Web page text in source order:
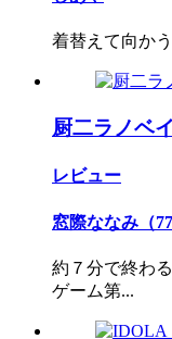
着替えて向か
厨二ラノベ
レビュー
窓際ななみ（
約７分で終わ
ゲーム第...